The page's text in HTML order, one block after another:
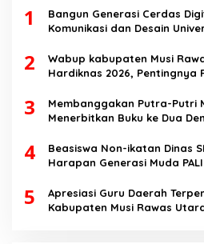
1
Bangun Generasi Cerdas
Komunikasi dan Desain
Speech di SMK Ikhlas Jawilan
2
Wabup kabupaten Musi
Hardiknas 2026, Pentingnya
3
Membanggakan Putra-Putri
Menerbitkan Buku ke Dua
4
Beasiswa Non-ikatan Dinas
Harapan Generasi Muda PALI
5
Apresiasi Guru Daerah
Kabupaten Musi Rawas